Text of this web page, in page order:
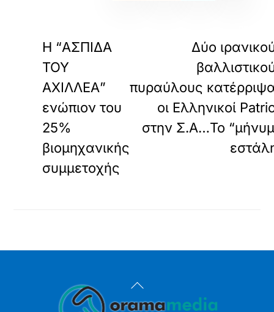
H “ΑΣΠΙΔΑ
ΤΟΥ
ΑΧΙΛΛΕΑ”
ενώπιον του
25%
βιομηχανικής
συμμετοχής
Δύο
πυραύλους
οι Eλληνικοί
στην Σ.Α…Το
Back
To